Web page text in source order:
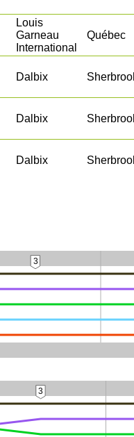
Louis
Garneau
International
Québec
Dalbix
Dalbix
Dalbix